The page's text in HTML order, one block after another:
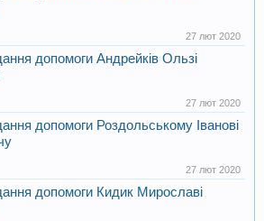
27 лют 2020
допомоги Андрейків Ользі
27 лют 2020
допомоги Роздольському Іванові
27 лют 2020
допомоги Кидик Мирославі